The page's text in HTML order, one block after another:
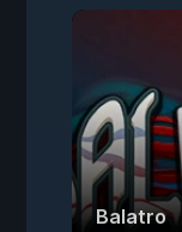
Balatro